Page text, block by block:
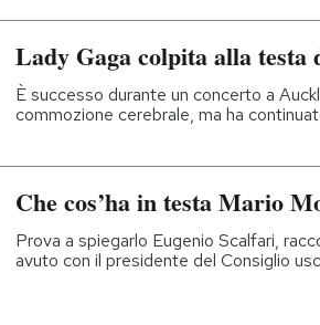
Lady Gaga colpita alla testa
È successo durante un concerto a
commozione cerebrale, ma ha
Che cos’ha in testa Mario
Prova a spiegarlo Eugenio Scalfari,
avuto con il presidente del Consiglio